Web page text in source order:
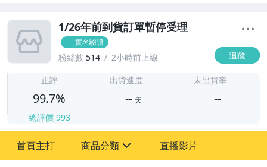
1/26年前到貨訂單暫停受理
實名驗證
粉絲數 514 2小時前上線 追蹤
正評
99.7%
總評價 993
出貨速度
-- 天
未出貨率
--
首頁主打 商品分類 直播影片